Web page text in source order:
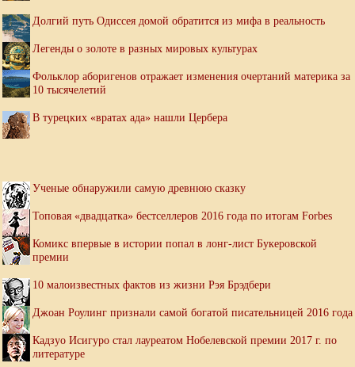
Долгий путь Одиссея домой обратится из мифа в реальность
Легенды о золоте в разных мировых культурах
Фольклор аборигенов отражает изменения очертаний материка за
10 тысячелетий
В турецких «вратах ада» нашли Цербера
Ученые обнаружили самую древнюю сказку
Топовая «двадцатка» бестселлеров 2016 года по итогам Forbes
Комикс впервые в истории попал в лонг-лист Букеровской
премии
10 малоизвестных фактов из жизни Рэя Брэдбери
Джоан Роулинг признали самой богатой писательницей 2016 года
Кадзуо Исигуро стал лауреатом Нобелевской премии 2017 г. по
литературе